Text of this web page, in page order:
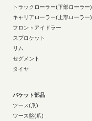
トラックローラー(下部ローラー)
キャリアローラー(上部ローラー)
フロントアイドラー
スプロケット
リム
セグメント
タイヤ
バケット部品
ツース(爪)
ツース盤(爪)